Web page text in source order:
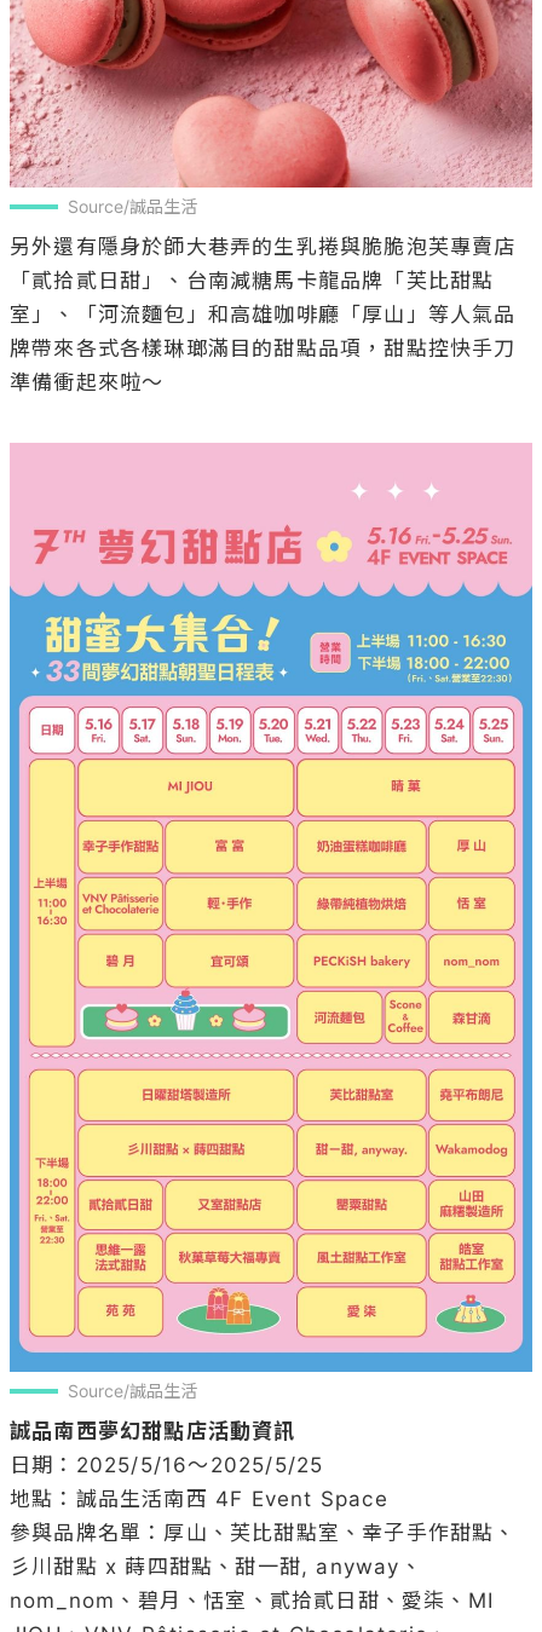
Source/誠品生活
另外還有隱身於師大巷弄的生乳捲與脆脆泡芙專賣店
「貳拾貳日甜」、台南減糖馬卡龍品牌「芙比甜點
室」、「河流麵包」和高雄咖啡廳「厚山」等人氣品
牌帶來各式各樣琳瑯滿目的甜點品項，甜點控快手刀
準備衝起來啦～
Source/誠品生活
誠品南西夢幻甜點店活動資訊
日期：2025/5/16～2025/5/25
地點：誠品生活南西 4F Event Space
參與品牌名單：厚山、芙比甜點室、幸子手作甜點、
彡川甜點 x 蒔四甜點、甜一甜, anyway、
nom_nom、碧月、恬室、貳拾貳日甜、愛柒、MI